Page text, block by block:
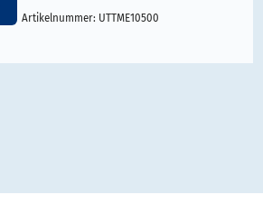
Artikelnummer: UTTME10500